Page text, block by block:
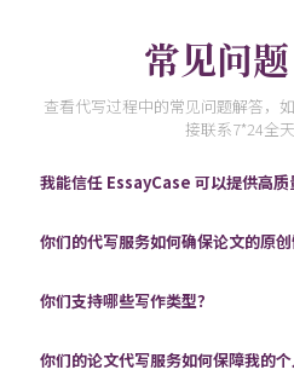
常见问
查看代写过程中的常见问题解答，
接联系7*24全
我能信任 EssayCase 可以提供高质
你们的代写服务如何确保论文的原创
你们支持哪些写作类型？
你们的论文代写服务如何保障我的个